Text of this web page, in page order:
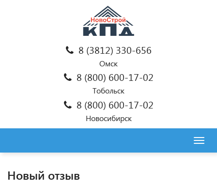
8 (3812) 330-656
Омск
8 (800) 600-17-02
Тобольск
8 (800) 600-17-02
Новосибирск
Новый отзыв